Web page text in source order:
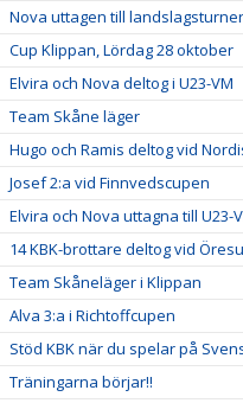
Nova uttagen till
Cup Klippan, Lördag 28 oktober
Elvira och Nova deltog i U23-VM
Team Skåne läger
Hugo och Ramis deltog vid
Josef 2:a vid Finnvedscupen
Elvira och Nova uttagna till U23-
14 KBK-brottare deltog vid
Team Skåneläger i Klippan
Alva 3:a i Richtoffcupen
Stöd KBK när du spelar på
Träningarna börjar!!